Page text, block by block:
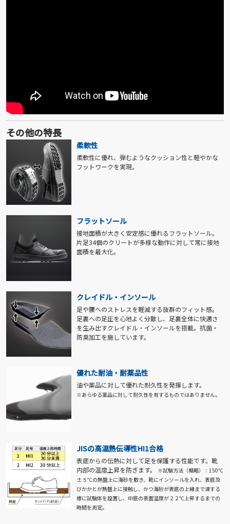
その他の特長
柔軟性
柔軟性に優れ、弾むようなクッション性と軽やかな
フットワークを実現。
フラットソール
接地面積が大きく安定感に優れるフラットソール。
片足34個のクリートが多様な動作に対して常に接地
面積を最大化。
クレイドル・インソール
足や腰へのストレスを軽減する抜群のフィット感。
足裏への足圧を心地よく分散し、足裏全体に快適さ
を生み出すクレイドル・インソールを搭載。抗菌・
防臭加工を施しています。
優れた耐油・耐薬品性
油や薬品に対して優れた耐久性を発揮します。
※あらゆる薬品に対して耐久性を有するものではありません。
JISの高温熱伝導性HI1合格
表底からの伝熱に対して足を保護する性能です。靴
内部の温度上昇を防ぎます。
※試験方法（概略）：150℃
±５℃の熱盤上に海砂を敷き、靴にインソールを入れ、表底及
びかかとが熱盤上に接触し、かつ海砂が表底の上縁まで達する
様に試験体を設置し、中底の表面温度が２２℃上昇するまでの
時間を測定。